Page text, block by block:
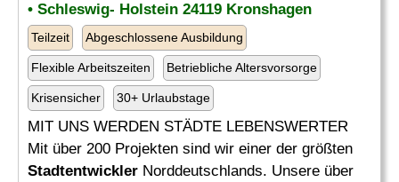
• Schleswig- Holstein 24119 Kronshagen
Teilzeit Abgeschlossene Ausbildung
Flexible Arbeitszeiten Betriebliche Altersvorsorge
Krisensicher 30+ Urlaubstage
MIT UNS WERDEN STÄDTE LEBENSWERTER
Mit über 200 Projekten sind wir einer der größten
Stadtentwickler Norddeutschlands. Unsere über